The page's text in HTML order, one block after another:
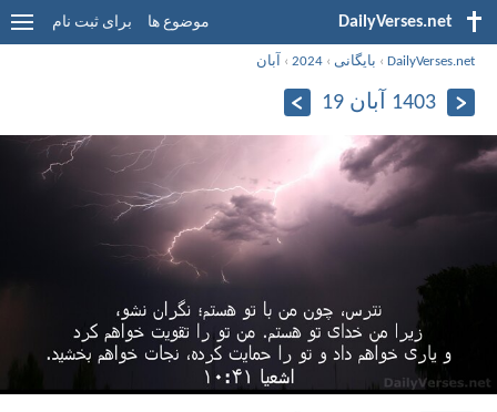
DailyVerses.net موضوع ها برای ثبت نام
DailyVerses.net
› بایگانی ›
2024
› آبان
1403 آبان 19